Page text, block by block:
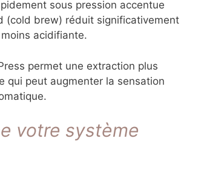
sous pression accentue
(cold brew) réduit significativement
acidifiante.
permet une extraction plus
qui peut augmenter la sensation
votre système